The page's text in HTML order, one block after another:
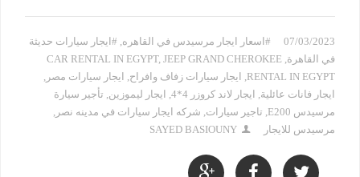
07/03/2023 #اسعار ايجار مرسيدس في القاهره, #ايجار سيارات حديثة
في القاهرة,
CAR RENTAL IN EGYPT, JEEP GRAND CHEROKEE
RENTAL IN EGYPT
, ايجار سيارات زفاف وافراح, ايجار سيارات مصر ,
ايجار فانات عائلية, ايجار لاند كروزر 4*4 , ايجار ليموزين, تأجير سيارة
مرسيدس E200
, تاجير سيارات, شركه ايجار سيارات في مدينه نصر ,
مرسيدس للايجار
SAYED BASIOUNY